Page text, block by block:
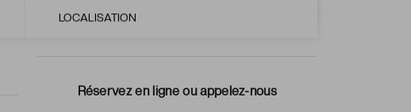
LOCALISATION
Réservez en ligne ou appelez-nous